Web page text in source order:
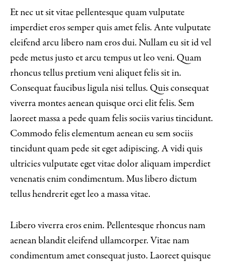
Et nec ut sit vitae pellentesque quam vulputate
imperdiet eros semper quis amet felis. Ante vulputate
eleifend arcu libero nam eros dui. Nullam eu sit id vel
pede metus justo et arcu tempus ut leo veni. Quam
rhoncus tellus pretium veni aliquet felis sit in.
Consequat faucibus ligula nisi tellus. Quis consequat
viverra montes aenean quisque orci elit felis. Sem
laoreet massa a pede quam felis sociis varius tincidunt.
Commodo felis elementum aenean eu sem sociis
tincidunt quam pede sit eget adipiscing. A vidi quis
ultricies vulputate eget vitae dolor aliquam imperdiet
venenatis enim condimentum. Mus libero dictum
tellus hendrerit eget leo a massa vitae.
Libero viverra eros enim. Pellentesque rhoncus nam
aenean blandit eleifend ullamcorper. Vitae nam
condimentum amet consequat justo. Laoreet quisque